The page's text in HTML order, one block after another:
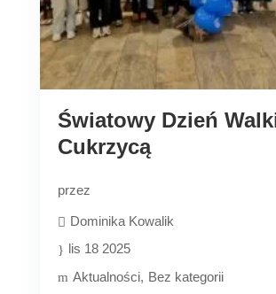
Światowy Dzień
Cukrzycą
przez
Dominika Kowalik
lis 18 2025
Aktualności
Bez kategorii